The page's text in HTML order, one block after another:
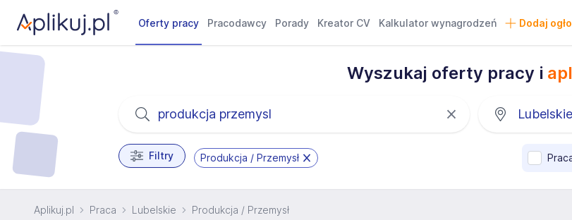
Oferty pracy Pracodawcy Porady Kreator CV Kalkulator wynagrodzeń Dodaj
Wyszukaj oferty pracy i
Filtry Produkcja / Przemysł
Aplikuj.pl Praca Lubelskie Produkcja / Przemysł